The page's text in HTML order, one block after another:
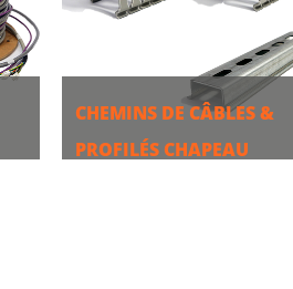
CHEMINS DE CÂBLES &
PROFILÉS CHAPEAU